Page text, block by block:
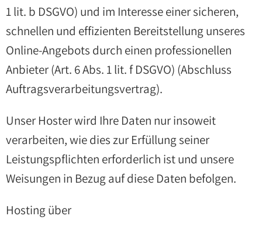
1 lit. b DSGVO) und im Interesse einer sicheren,
schnellen und effizienten Bereitstellung unseres
Online-Angebots durch einen professionellen
Anbieter (Art. 6 Abs. 1 lit. f DSGVO) (Abschluss
Auftragsverarbeitungsvertrag).
Unser Hoster wird Ihre Daten nur insoweit
verarbeiten, wie dies zur Erfüllung seiner
Leistungspflichten erforderlich ist und unsere
Weisungen in Bezug auf diese Daten befolgen.
Hosting über